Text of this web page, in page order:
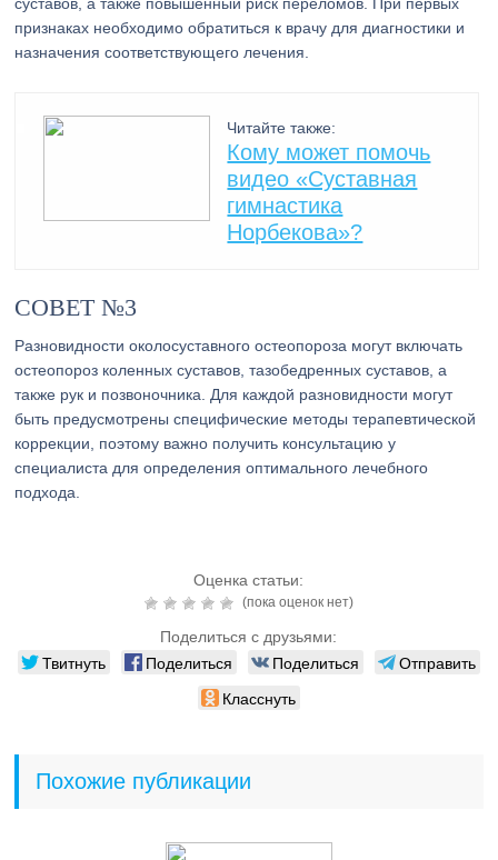
признаках необходимо обратиться к врачу для диагностики и
назначения соответствующего лечения.
Читайте также:
Кому может помочь
видео «Суставная
гимнастика
Норбекова»?
СОВЕТ №3
Разновидности околосуставного остеопороза могут включать
остеопороз коленных суставов, тазобедренных суставов, а
также рук и позвоночника. Для каждой разновидности могут
быть предусмотрены специфические методы терапевтической
коррекции, поэтому важно получить консультацию у
специалиста для определения оптимального лечебного
подхода.
Оценка статьи:
(пока оценок нет)
Поделиться с друзьями:
Твитнуть Поделиться Поделиться
Отправить
Класснуть
Похожие публикации